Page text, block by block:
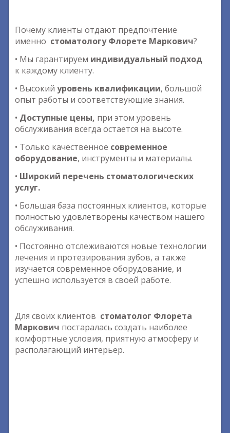
Почему клиенты отдают предпочтение
именно стоматологу Флорете Маркович?
• Мы гарантируем индивидуальный подход
к каждому клиенту.
• Высокий уровень квалификации, большой
опыт работы и соответствующие знания.
• Доступные цены, при этом уровень
обслуживания всегда остается на высоте.
• Только качественное современное
оборудование, инструменты и материалы.
• Широкий перечень стоматологических
услуг.
• Большая база постоянных клиентов, которые
полностью удовлетворены качеством нашего
обслуживания.
• Постоянно отслеживаются новые технологии
лечения и протезирования зубов, а также
изучается современное оборудование, и
успешно используется в своей работе.
Для своих клиентов стоматолог Флорета
Маркович постаралась создать наиболее
комфортные условия, приятную атмосферу и
располагающий интерьер.